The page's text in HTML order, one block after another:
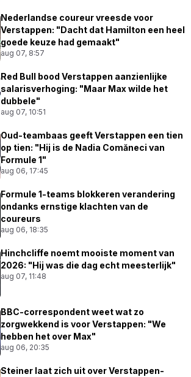
Nederlandse coureur vreesde voor
Verstappen: "Dacht dat Hamilton een heel
goede keuze had gemaakt"
aug 07, 8:57
Red Bull bood Verstappen aanzienlijke
salarisverhoging: "Maar Max wilde het
dubbele"
aug 07, 10:51
Oud-teambaas geeft Verstappen een tien
op tien: "Hij is de Nadia Comăneci van
Formule 1"
aug 06, 17:45
Formule 1-teams blokkeren verandering
ondanks ernstige klachten van de
coureurs
aug 06, 18:35
Hinchcliffe noemt mooiste moment van
2026: "Hij was die dag echt meesterlijk"
aug 07, 11:48
BBC-correspondent weet wat zo
zorgwekkend is voor Verstappen: "We
hebben het over Max"
aug 06, 20:35
Steiner laat zich uit over Verstappen-